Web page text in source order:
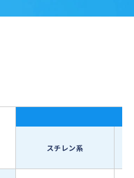
スチレン系